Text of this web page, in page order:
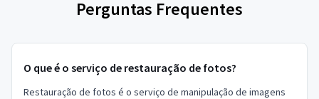
Perguntas Frequentes
O que é o serviço de restauração de fotos?
Restauração de fotos é o serviço de manipulação de imagens